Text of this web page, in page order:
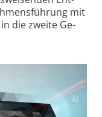
mit
die zweite Ge­